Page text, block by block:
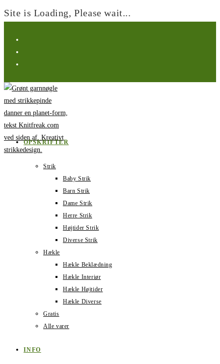
Site is Loading, Please wait...
indhold
OPSKRIFTER
Strik
Baby Strik
Barn Strik
Dame Strik
Herre Strik
Højtider Strik
Diverse Strik
Hækle
Hækle Beklædning
Hækle Interiør
Hækle Højtider
Hækle Diverse
Gratis
Alle varer
INFO